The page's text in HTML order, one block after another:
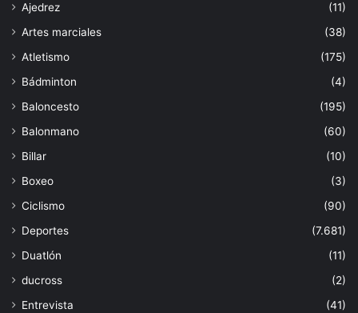
Ajedrez
(11)
Artes marciales
(38)
Atletismo
(175)
Bádminton
(4)
Baloncesto
(195)
Balonmano
(60)
Billar
(10)
Boxeo
(3)
Ciclismo
(90)
Deportes
(7.681)
Duatlón
(11)
ducross
(2)
Entrevista
(41)